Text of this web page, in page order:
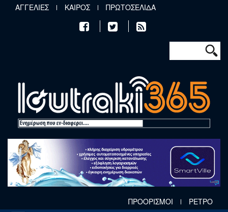
Παράκαμψη προς το κυρίως περιεχόμενο
ΑΓΓΕΛΙΕΣ ΚΑΙΡΟΣ ΠΡΩΤΟΣΕΛΙΔΑ
Φόρμα
Αναζήτηση
ΠΡΟΟΡΙΣΜΟΙ ΡΕΤΡΟ